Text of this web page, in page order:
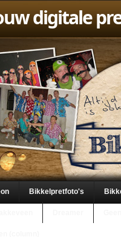
digitale
Bikkelpretfoto's